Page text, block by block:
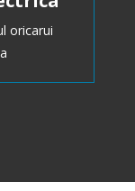
oricarui